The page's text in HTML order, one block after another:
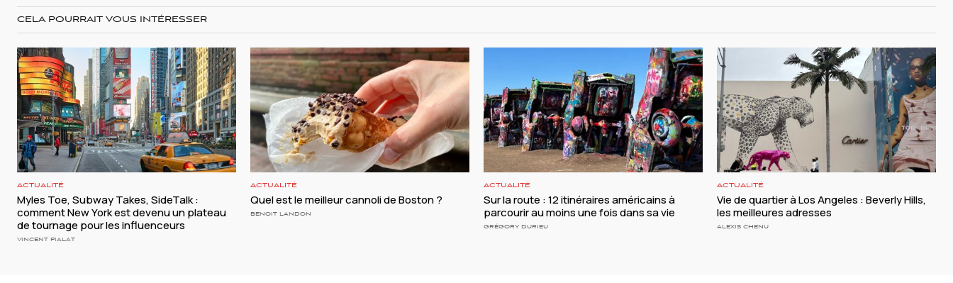
CELA POURRAIT VOUS INTÉRESSER
ACTUALITÉ
Myles Toe, Subway Takes, SideTalk :
comment New York est devenu un plateau
de tournage pour les influenceurs
VINCENT PIALAT
ACTUALITÉ
Quel est le meilleur cannoli de Boston ?
BENOIT LANDON
ACTUALITÉ
Sur la route : 12 itinéraires américains à
parcourir au moins une fois dans sa vie
GRÉGORY DURIEU
ACTUALITÉ
Vie de quartier à Los Angeles : Beverly Hills,
les meilleures adresses
ALEXIS CHENU